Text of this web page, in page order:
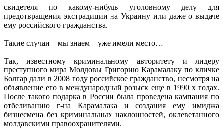
свидетеля по какому-нибудь уголовному делу для
предотвращения экстрадиции на Украину или даже о выдаче
ему российского гражданства.
Такие случаи – мы знаем – уже имели место…
Так, известному криминальному авторитету и лидеру
преступного мира Молдовы Григорию Карамалаку по кличке
Болгар дали в 2008 году российское гражданство, несмотря на
объявление его в международный розыск еще в 1990 х годах.
После такого подарка в России была проведена кампания по
отбеливанию г-на Карамалака и создания ему имиджа
бизнесмена без криминальных наклонностей, оклеветанного
молдавскими правоохранителями.